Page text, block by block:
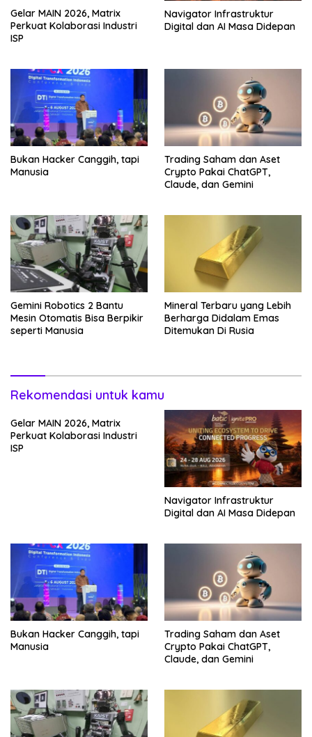
Gelar MAIN 2026, Matrix
Perkuat Kolaborasi Industri
ISP
Navigator Infrastruktur
Digital dan AI Masa Didepan
Bukan Hacker Canggih, tapi
Manusia
Trading Saham dan Aset
Crypto Pakai ChatGPT,
Claude, dan Gemini
Gemini Robotics 2 Bantu
Mesin Otomatis Bisa Berpikir
seperti Manusia
Mineral Terbaru yang Lebih
Berharga Didalam Emas
Ditemukan Di Rusia
Rekomendasi untuk kamu
Gelar MAIN 2026, Matrix
Perkuat Kolaborasi Industri
ISP
Navigator Infrastruktur
Digital dan AI Masa Didepan
Bukan Hacker Canggih, tapi
Manusia
Trading Saham dan Aset
Crypto Pakai ChatGPT,
Claude, dan Gemini